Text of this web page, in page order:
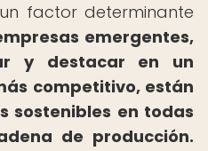
factor determinante
emergentes,
y destacar en un
competitivo, están
sostenibles en todas
de producción.